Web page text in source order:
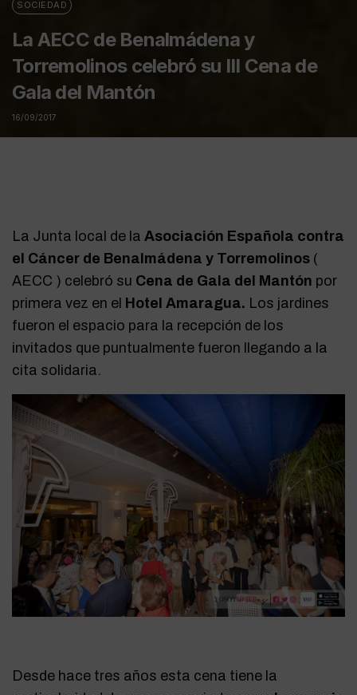
SOCIEDAD
La AECC de Benalmádena y
Torremolinos celebró su III Cena de
Gala del Mantón
16/09/2017
La Junta local de laAsociación Española contra
el Cáncer de Benalmádena y Torremolinos (
AECC ) celebró su Cena de Gala del Mantón por
primera vez en el Hotel Amaragua. Los jardines
fueron el espacio para la recepción de los
invitados que puntualmente fueron llegando a la
cita solidaria.
Desde hace tres años esta cena tiene la